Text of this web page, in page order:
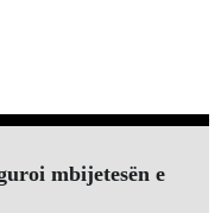
mbijetesën e